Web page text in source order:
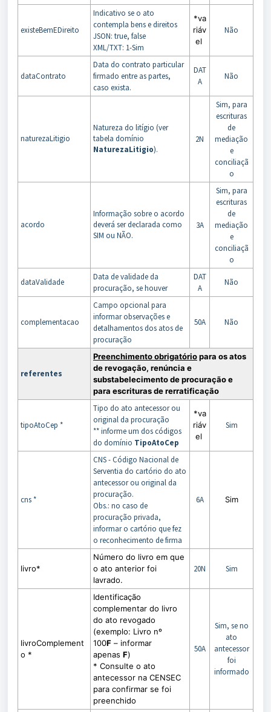
existeBemEDireito
Indicativo se o ato
contempla bens e direitos
JSON: true, false
XML/TXT: 1-Sim
*va
riáv
el
Não
dataContrato
Data do contrato particular
firmado entre as partes,
caso exista.
DAT
A
Não
naturezaLitigio
Natureza do litígio (ver
tabela domínio
NaturezaLitigio).
2N
Sim, para
escrituras
de
mediação
e
conciliaçã
o
acordo
Informação sobre o acordo
deverá ser declarada como
SIM ou NÃO.
3A
Sim, para
escrituras
de
mediação
e
conciliaçã
o
dataValidade
Data de validade da
procuração, se houver
DAT
A
Não
complementacao
Campo opcional para
informar observações e
detalhamentos dos atos de
procuração
50A Não
referentes
Preenchimento obrigatóriopara os atos
de revogação, renúncia e
substabelecimento de procuraçãoe
para escrituras de rerratificação
tipoAtoCep *
Tipo do ato antecessor ou
original da procuração
** informe um dos códigos
do domínio TipoAtoCep
*va
riáv
el
Sim
cns *
CNS - Código Nacional de
Serventia do cartório do ato
antecessor ou original da
procuração.
Obs.: no caso de
procuração privada,
informar o cartório que fez
o reconhecimento de firma
6A Sim
livro*
Número do livro em que
o ato anterior foi
lavrado.
20N Sim
livroComplement
o *
Identificação
complementar do livro
do ato revogado
(exemplo: Livro nº
100F – informar
apenas F)
* Consulte o ato
antecessor na CENSEC
para confirmar se foi
preenchido
50A
Sim, se no
ato
antecessor
foi
informado